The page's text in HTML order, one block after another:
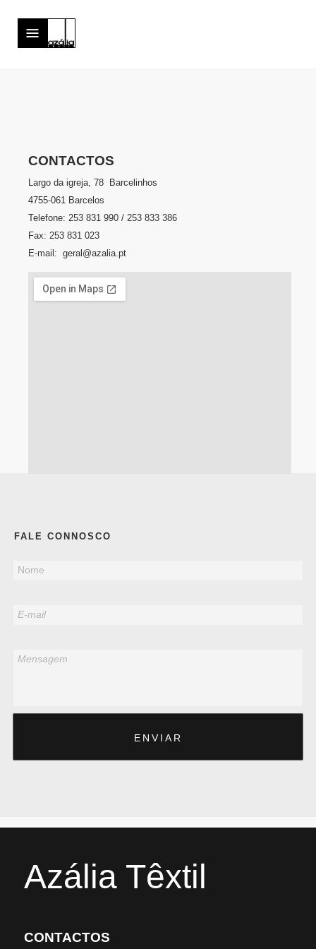
CONTACTOS
Largo da igreja, 78 Barcelinhos
4755-061 Barcelos
Telefone: 253 831 990 / 253 833 386
Fax: 253 831 023
E-mail: geral@azalia.pt
FALE CONNOSCO
Nome
E-mail
Mensagem
ENVIAR
Azália Têxtil
CONTACTOS